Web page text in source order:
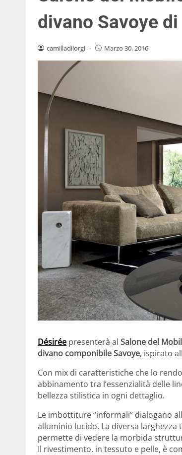
divano Savoye
camilladiiorgi - Marzo 30, 2016
Désirée presenterà al Salone del
divano componibile Savoye, ispirato
Con mix di caratteristiche che lo
abbinamento tra l’essenzialità delle
bellezza stilistica in ogni dettaglio.
Le imbottiture “informali” dialogano
alluminio lucido. La diversa
permette di vedere la morbida
Il rivestimento, in tessuto e pelle, è